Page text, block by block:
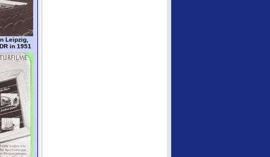
Leipzig,
in 1951